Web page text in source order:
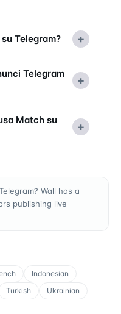
Telegram? +
Telegram
+
Match su
+
Wall has a
publishing live
Indonesian
Turkish Ukrainian